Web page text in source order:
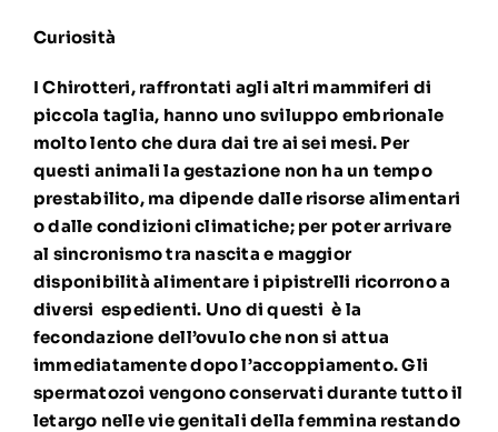
Curiosità
I Chirotteri, raffrontati agli altri mammiferi di
piccola taglia, hanno uno sviluppo embrionale
molto lento che dura dai tre ai sei mesi. Per
questi animali la gestazione non ha un tempo
prestabilito, ma dipende dalle risorse alimentari
o dalle condizioni climatiche; per poter arrivare
al sincronismo tra nascita e maggior
disponibilità alimentare i pipistrelli ricorrono a
diversi espedienti. Uno di questi è la
fecondazione dell’ovulo che non si attua
immediatamente dopo l’accoppiamento. Gli
spermatozoi vengono conservati durante tutto il
letargo nelle vie genitali della femmina restando